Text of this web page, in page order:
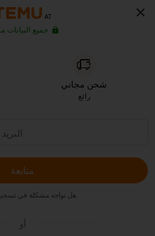
AT
جميع البيانات
شحن مجاني
رائع
متابعة
هل تواجه مشكلة في
أو